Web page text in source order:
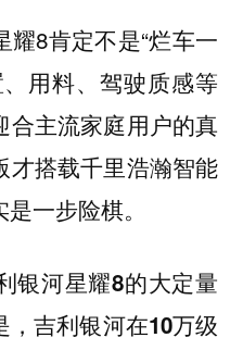
8肯定不是“烂车一
用料、驾驶质感等
合主流家庭用户的真
才搭载千里浩瀚智能
一步险棋。
银河星耀8的大定量
吉利银河在10万级